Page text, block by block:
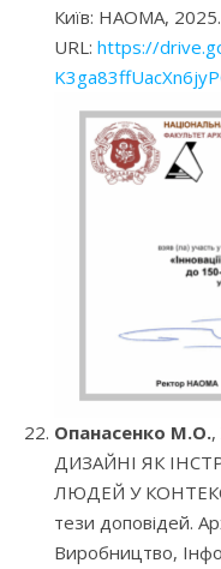
Київ: НАОМА,
URL: https://
Опанасенко М.О.
ДИЗАЙНІ ЯК
ЛЮДЕЙ У
тези доповідей.
Виробництво,